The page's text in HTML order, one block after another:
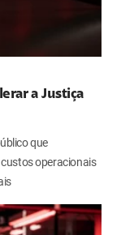
a Justiça
que
operacionais